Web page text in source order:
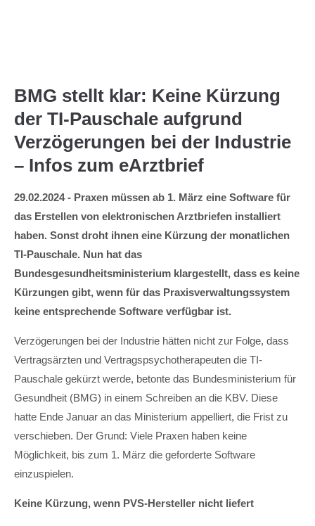
BMG stellt klar: Keine Kürzung
der TI-Pauschale aufgrund
Verzögerungen bei der Industrie
– Infos zum eArztbrief
29.02.2024 - Praxen müssen ab 1. März eine Software für
das Erstellen von elektronischen Arztbriefen installiert
haben. Sonst droht ihnen eine Kürzung der monatlichen
TI-Pauschale. Nun hat das
Bundesgesundheitsministerium klargestellt, dass es keine
Kürzungen gibt, wenn für das Praxisverwaltungssystem
keine entsprechende Software verfügbar ist.
Verzögerungen bei der Industrie hätten nicht zur Folge, dass
Vertragsärzten und Vertragspsychotherapeuten die TI-
Pauschale gekürzt werde, betonte das Bundesministerium für
Gesundheit (BMG) in einem Schreiben an die KBV. Diese
hatte Ende Januar an das Ministerium appelliert, die Frist zu
verschieben. Der Grund: Viele Praxen haben keine
Möglichkeit, bis zum 1. März die geforderte Software
einzuspielen.
Keine Kürzung, wenn PVS-Hersteller nicht liefert